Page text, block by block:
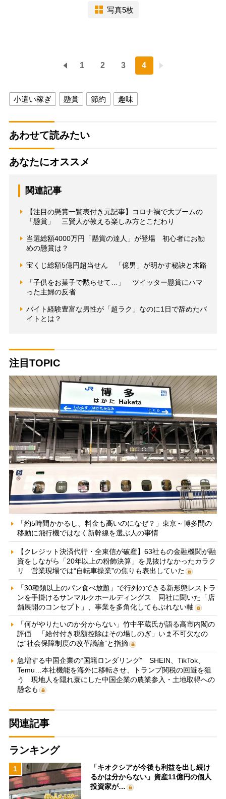
写真5枚
1 2 3 4
小遣い稼ぎ 懸賞 節約 趣味
あわせて読みたい
あなたにオススメ
関連記事
【注目の懸賞一覧表付き元記事】コロナ禍で大ブームの
「懸賞」 三賢人が教える楽しみ方とこだわり
当選総額4000万円「懸賞の達人」が登場 初心者にお勧
めの懸賞は？
宝くじ総額5億円超当せん 「億男」が明かす秘訣と末路
「子供をお菓子で黙らせて…」 ツイッター懸賞にハマ
った主婦の反省
バイト経験豊富な男性が「超ラク」なのに1日で辞めたバ
イトとは？
注目TOPIC
「約5時間かかるし、料金も高いのになぜ？」東京～博多間の
移動に飛行機ではなく新幹線を選ぶ人の事情
【クレジット決済代行・全東信が破産】63社もの金融機関が融
資をしながら「20年以上の粉飾決算」を見抜けなかったカラク
リ 営業現場では“自転車操業”の焦りも表出していた
「30種類以上のパン食べ放題」で行列のできる新形態レストラ
ンを手掛けるサンマルクホールディングス 同社に聞いた「店
舗展開のコンセプト」、事業を多角化してもぶれない軸
「何がやりたいのか分からない」竹中平蔵氏が語る高市内閣の
評価 「給付付き税額控除はその場しのぎ」いま不可欠なの
は“社会保障制度の改革議論”と指摘
急増する中国企業の“国籍ロンダリング” SHEIN、TikTok、
Temu…本社機能を海外に移転させ、トランプ関税の回避を狙
う 現地人を隠れ蓑にした中国企業の農業参入・土地取得への
懸念も
関連記事
ランキング
1
「キオクシアが今後も利益を出し続け
るかは分からない」資産11億円の個人
投資家が…